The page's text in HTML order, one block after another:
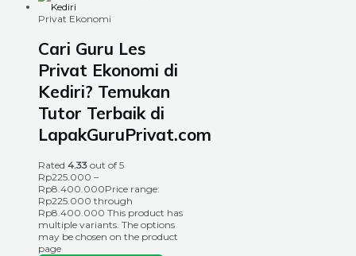
Privat Ekonomi
Cari Guru Les
Privat Ekonomi di
Kediri? Temukan
Tutor Terbaik di
LapakGuruPrivat.com
Rated 4.33 out of 5
Rp225.000 –
Rp8.400.000Price range:
Rp225.000 through
Rp8.400.000 This product has
multiple variants. The options
may be chosen on the product
page